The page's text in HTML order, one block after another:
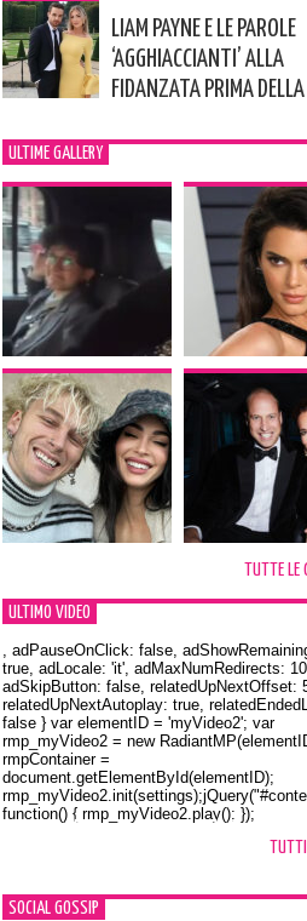
LIAM PAYNE E LE PAROLE
‘AGGHIACCIANTI’ ALLA
FIDANZATA PRIMA
ULTIME GALLERY
TUTTE LE
ULTIMO VIDEO
Orlando Bloom e la t-shirt dedicata a
, adPauseOnClick: false,
true, adLocale: 'it', adMaxNumRedirects:
adSkipButton: false, relatedUpNextOffset:
relatedUpNextAutoplay: true,
false } var elementID = 'myVideo2'; var
rmp_myVideo2 = new
rmpContainer =
document.getElementById(elementID);
function() { rmp_myVideo2.play(); });
SOCIAL GOSSIP